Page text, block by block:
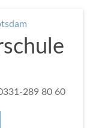
289 80 60